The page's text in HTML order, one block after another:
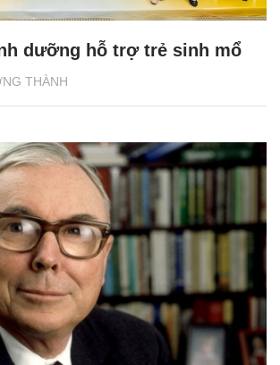
THÀNH
dưỡng hỗ trợ trẻ sinh mổ